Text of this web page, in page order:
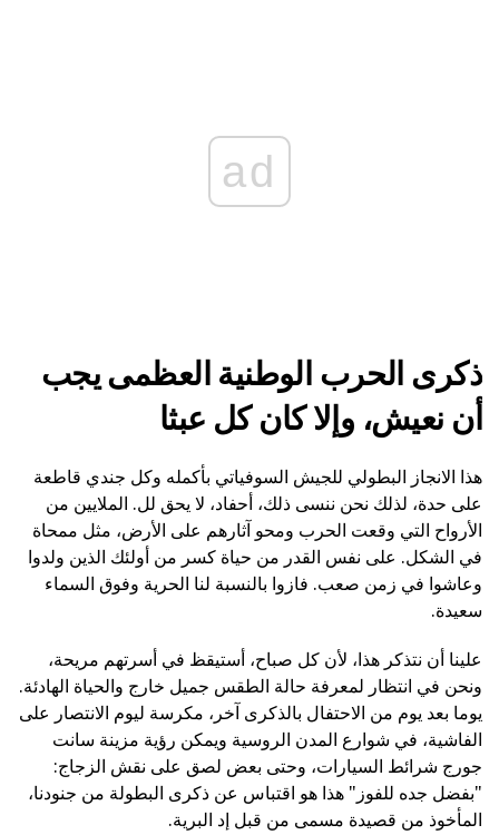
ad
ذكرى الحرب الوطنية العظمى يجب
أن نعيش، وإلا كان كل عبثا
هذا الانجاز البطولي للجيش السوفياتي بأكمله وكل جندي قاطعة
على حدة، لذلك نحن ننسى ذلك، أحفاد، لا يحق لل. الملايين من
الأرواح التي وقعت الحرب ومحو آثارهم على الأرض، مثل ممحاة
في الشكل. على نفس القدر من حياة كسر من أولئك الذين ولدوا
وعاشوا في زمن صعب. فازوا بالنسبة لنا الحرية وفوق السماء
سعيدة.
علينا أن نتذكر هذا، لأن كل صباح، أستيقظ في أسرتهم مريحة،
ونحن في انتظار لمعرفة حالة الطقس جميل خارج والحياة الهادئة.
يوما بعد يوم من الاحتفال بالذكرى آخر، مكرسة ليوم الانتصار على
الفاشية، في شوارع المدن الروسية ويمكن رؤية مزينة سانت
جورج شرائط السيارات، وحتى بعض لصق على نقش الزجاج:
"بفضل جده للفوز" هذا هو اقتباس عن ذكرى البطولة من جنودنا،
المأخوذ من قصيدة مسمى من قبل إد البرية.